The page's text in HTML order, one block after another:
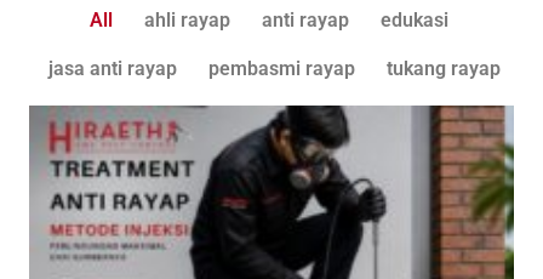
All ahli rayap anti rayap edukasi
jasa anti rayap pembasmi rayap tukang rayap